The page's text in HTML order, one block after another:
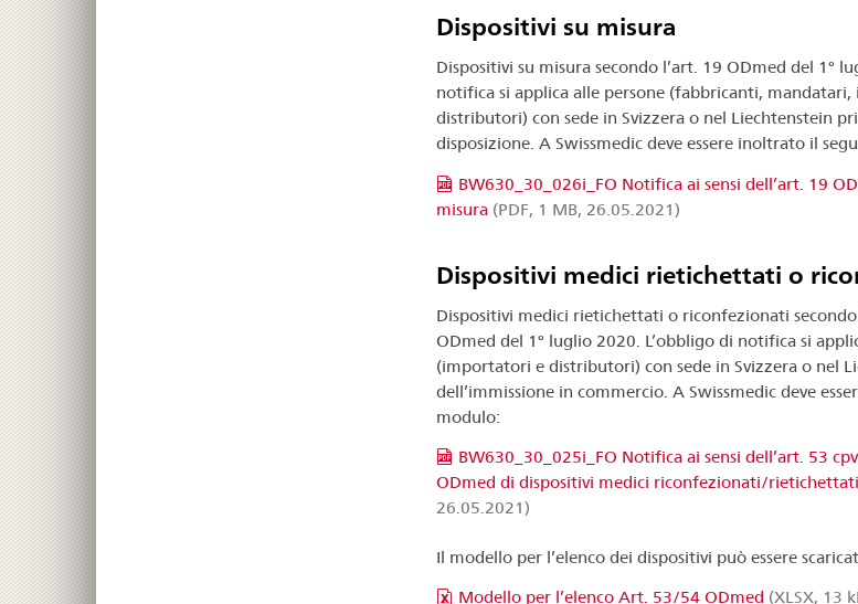
Dispositivi su misura
Dispositivi su misura secondo l’art. 19 ODmed del 1°
notifica si applica alle persone (fabbricanti,
distributori) con sede in Svizzera o nel Liechtenstein
disposizione. A Swissmedic deve essere inoltrato il
BW630_30_026i_FO Notifica ai sensi dell’art. 19
misura(PDF, 1 MB, 26.05.2021)
Dispositivi medici rietichettati o
Dispositivi medici rietichettati o riconfezionati secondo
ODmed del 1° luglio 2020. L’obbligo di notifica si
(importatori e distributori) con sede in Svizzera o nel
dell’immissione in commercio. A Swissmedic deve
modulo:
BW630_30_025i_FO Notifica ai sensi dell’art. 53
ODmed di dispositivi medici riconfezionati/rietichettati
26.05.2021)
Il modello per l’elenco dei dispositivi può essere
Modello per l’elenco Art. 53/54 ODmed (XLSX, 13